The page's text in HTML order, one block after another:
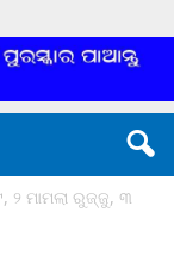
ମାମଲା ରୁଜ୍ଜୁ, ୩